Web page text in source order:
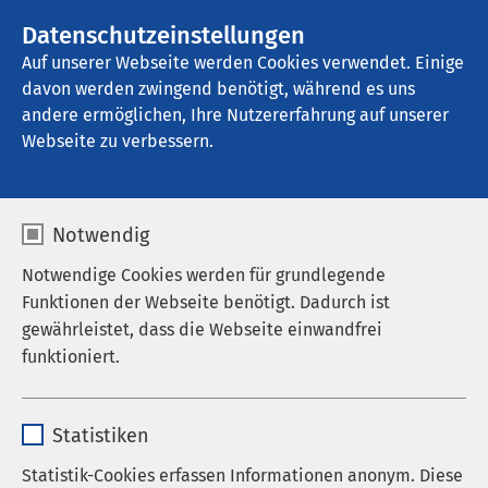
Datenschutzeinstellungen
Auf unserer Webseite werden Cookies verwendet. Einige
davon werden zwingend benötigt, während es uns
andere ermöglichen, Ihre Nutzererfahrung auf unserer
Webseite zu verbessern.
Notwendig
Notwendige Cookies werden für grundlegende
Funktionen der Webseite benötigt. Dadurch ist
gewährleistet, dass die Webseite einwandfrei
funktioniert.
Anbieter sgalinski
Statistiken
Statistik-Cookies erfassen Informationen anonym. Diese
AMEOS Reha Klinikum Inntal
Karriere
AMEOS als Arbeitgeber
Karriereportal der AMEOS Gruppe
Komm in unser Pflegeteam!